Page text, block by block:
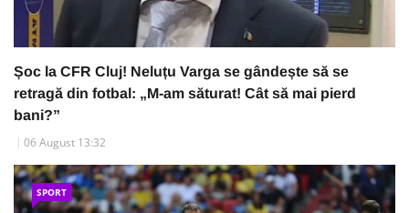
Șoc la CFR Cluj! Neluțu Varga se gândește să se
retragă din fotbal: „M-am săturat! Cât să mai pierd
bani?”
06 August 13:32
SPORT